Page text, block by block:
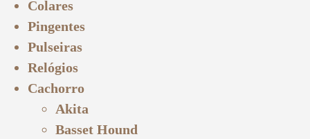
Colares
Pingentes
Pulseiras
Relógios
Cachorro
Akita
Basset Hound